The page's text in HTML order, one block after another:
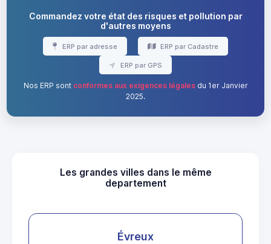
Commandez votre état des risques et pollution par
d'autres moyens
ERP par adresse ERP par Cadastre
ERP par GPS
Nos ERP sont conformes aux exigences légalesdu 1er Janvier
2025.
Les grandes villes dans le même
departement
Évreux